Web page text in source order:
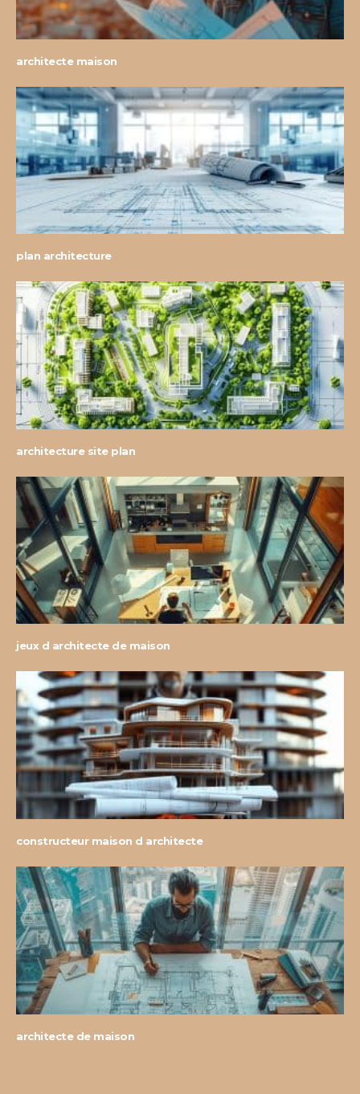
architecte maison
plan architecture
architecture site plan
jeux d architecte de maison
constructeur maison d architecte
architecte de maison